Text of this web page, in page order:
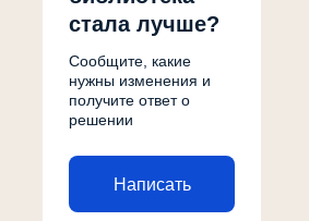
стала лучше?
Сообщите, какие
нужны изменения и
получите ответ о
решении
Написать